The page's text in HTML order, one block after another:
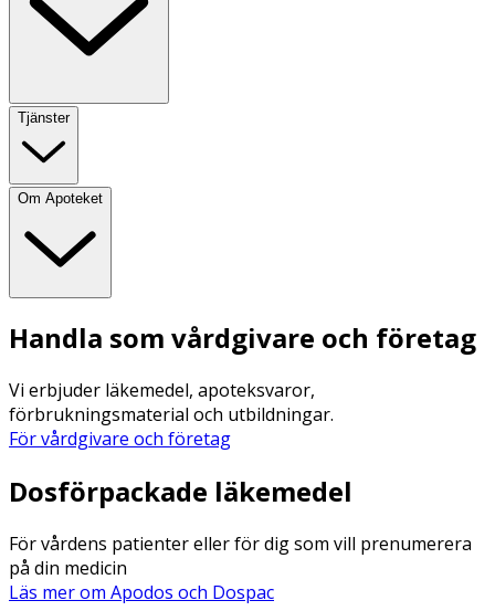
Tjänster
Om Apoteket
Handla som vårdgivare och företag
Vi erbjuder läkemedel, apoteksvaror,
förbrukningsmaterial och utbildningar.
För vårdgivare och företag
Dosförpackade läkemedel
För vårdens patienter eller för dig som vill prenumerera
på din medicin
Läs mer om Apodos och Dospac